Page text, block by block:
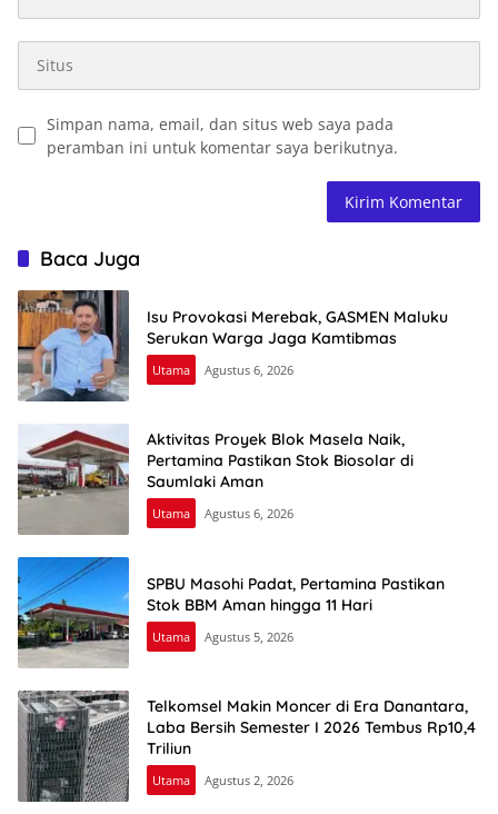
Simpan nama, email, dan situs web saya pada
peramban ini untuk komentar saya berikutnya.
Baca Juga
Isu Provokasi Merebak, GASMEN Maluku
Serukan Warga Jaga Kamtibmas
Utama Agustus 6, 2026
Aktivitas Proyek Blok Masela Naik,
Pertamina Pastikan Stok Biosolar di
Saumlaki Aman
Utama Agustus 6, 2026
SPBU Masohi Padat, Pertamina Pastikan
Stok BBM Aman hingga 11 Hari
Utama Agustus 5, 2026
Telkomsel Makin Moncer di Era Danantara,
Laba Bersih Semester I 2026 Tembus Rp10,4
Triliun
Utama Agustus 2, 2026